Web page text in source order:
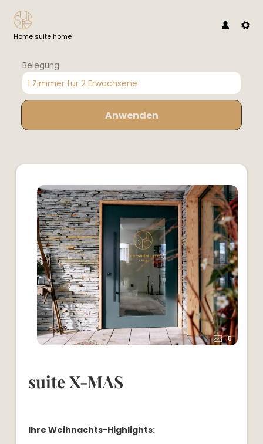
Belegung
1 Zimmer für 2 Erwachsene
Anwenden
Home suite home
Angebotsdetails für suite X-MAS
5
suite X-MAS
Ihre Weihnachts-Highlights: